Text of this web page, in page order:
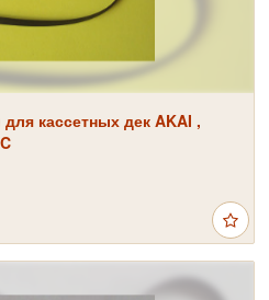
кассетных дек AKAI ,